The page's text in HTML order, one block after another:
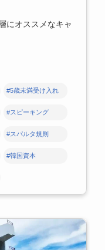
にオススメなキャ
#5歳未満受け入れ
#スピーキング
#スパルタ規則
#韓国資本